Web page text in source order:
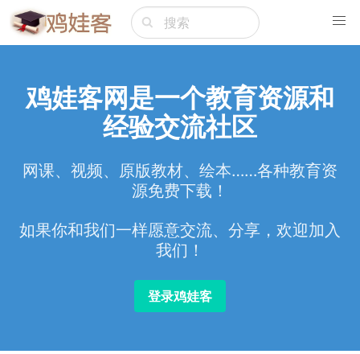
鸡娃客网是一个教育资源和
经验交流社区
网课、视频、原版教材、绘本……各种教育资
源免费下载！
如果你和我们一样愿意交流、分享，欢迎加入
我们！
登录鸡娃客